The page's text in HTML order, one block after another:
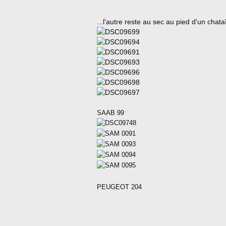
...l'autre reste au sec au pied d'un
SAAB 99
PEUGEOT 204